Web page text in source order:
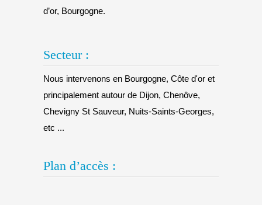
d’or, Bourgogne.
Secteur :
Nous intervenons en Bourgogne, Côte d'or et
principalement autour de Dijon, Chenôve,
Chevigny St Sauveur, Nuits-Saints-Georges,
etc ...
Plan d’accès :